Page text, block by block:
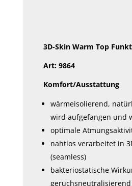
3D-Skin Warm Top
Art: 9864
Komfort/Ausstattung
wärmeisolierend,
wird aufgefangen und
optimale
nahtlos verarbeitet in
(seamless)
bakteriostatische